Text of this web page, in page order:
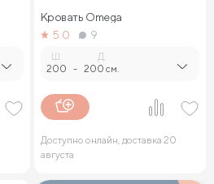
Кровать Omega
5.0
9
Ш.
200 -
Д.
200 см.
Доступно онлайн, доставка 20
августа